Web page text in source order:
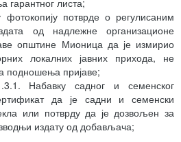
потврде о регулисаним
од надлежне организационе
општине Мионица да је измирио
локалних јавних прихода, не
подношења пријаве;
Набавку садног и семенског
да је садни и семенски
или потврду да је дозвољен за
издату од добављача;